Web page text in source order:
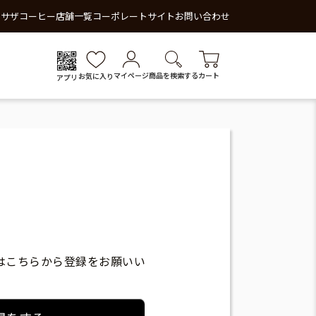
ザコーヒー店舗一覧コーポレートサイトお問い合わせ
アプリ お気に入り マイページ商品を検索するカート
ちらから登録をお願いい